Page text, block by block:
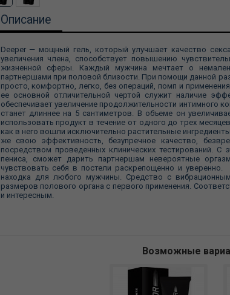
Описание
Deeper — мощный гель, который улучшает качество
увеличения члена, способствует повышению
жизненной сферы. Каждый мужчина мечтает о
партнершами при половой близости. При помощи данной
просто, комфортно, легко, без операций, помп и
ее основной отличительной чертой служит наличие
обеспечивает увеличение продолжительности интимного
станет длиннее на 5 сантиметров. В объеме он
использовать продукт в течение от одного до трех
как в него вошли исключительно растительные
же свою эффективность, безупречное качество,
посредством проведенных клинических тестирований.
пениса, сможет дарить партнершам невероятные
чувствовать себя в постели раскрепощенно и
находка для любого мужчины. Средство с
размеров полового органа с первого применения.
и интересным.
Возможные